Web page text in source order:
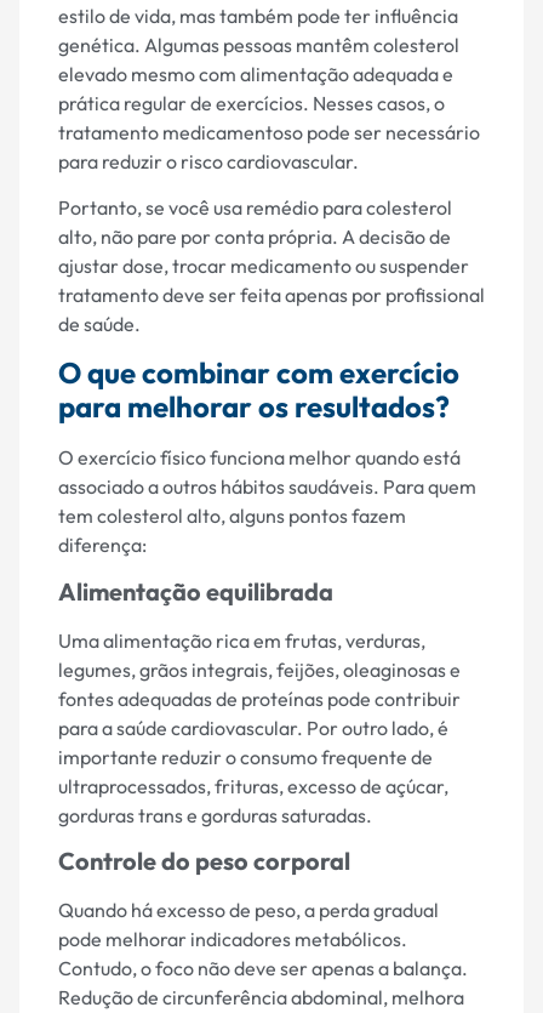
estilo de vida, mas também pode ter influência
genética. Algumas pessoas mantêm colesterol
elevado mesmo com alimentação adequada e
prática regular de exercícios. Nesses casos, o
tratamento medicamentoso pode ser necessário
para reduzir o risco cardiovascular.
Portanto, se você usa remédio para colesterol
alto, não pare por conta própria. A decisão de
ajustar dose, trocar medicamento ou suspender
tratamento deve ser feita apenas por profissional
de saúde.
O que combinar com exercício
para melhorar os resultados?
O exercício físico funciona melhor quando está
associado a outros hábitos saudáveis. Para quem
tem colesterol alto, alguns pontos fazem
diferença:
Alimentação equilibrada
Uma alimentação rica em frutas, verduras,
legumes, grãos integrais, feijões, oleaginosas e
fontes adequadas de proteínas pode contribuir
para a saúde cardiovascular. Por outro lado, é
importante reduzir o consumo frequente de
ultraprocessados, frituras, excesso de açúcar,
gorduras trans e gorduras saturadas.
Controle do peso corporal
Quando há excesso de peso, a perda gradual
pode melhorar indicadores metabólicos.
Contudo, o foco não deve ser apenas a balança.
Redução de circunferência abdominal, melhora